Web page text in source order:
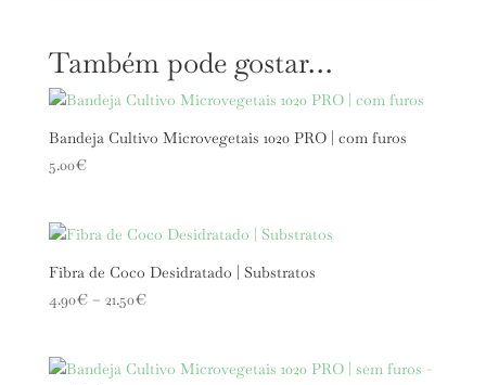
Também pode gostar…
Bandeja Cultivo Microvegetais 1020 PRO | com furos
5.00€
Fibra de Coco Desidratado | Substratos
4.90€ – 21.50€Price
through